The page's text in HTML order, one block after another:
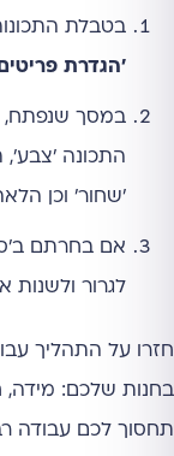
בטבלת
'הגדרת
במסך שנפתח,
התכונה 'צבע',
'שחור' וכן
אם בחרתם
לגרור
חזרו על התהליך
בחנות שלכם: מידה,
תחסוך לכם עבודה